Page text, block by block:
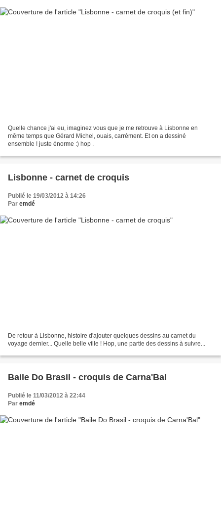
Quelle chance j'ai eu, imaginez vous que je me retrouve à Lisbonne en
même temps que Gérard Michel, ouais, carrément. Et on a dessiné
ensemble ! juste énorme :) hop .
Lisbonne - carnet de croquis
Publié le 19/03/2012 à 14:26
Par emdé
De retour à Lisbonne, histoire d'ajouter quelques dessins au carnet du
voyage dernier... Quelle belle ville ! Hop, une partie des dessins à suivre...
Baile Do Brasil - croquis de Carna'Bal
Publié le 11/03/2012 à 22:44
Par emdé